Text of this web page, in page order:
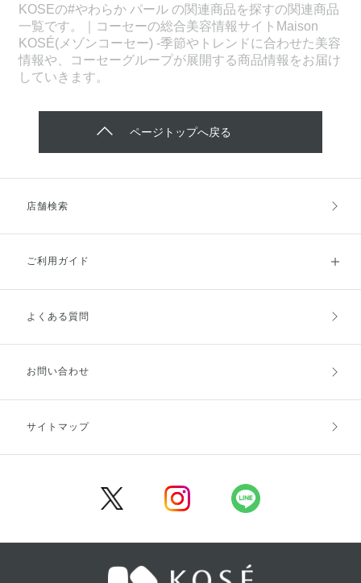
KOSEの#やわらか パール の関連商品を探すの関連商品
一覧です。｜コーセーの総合美容情報サイトMaison
KOSÉ(メゾンコーセー) -季節やトレンドに合わせた美容
情報や、コーセーグループが展開する商品情報をお届け
していきます。
ページトップへ戻る
店舗検索
ご利用ガイド
ご利用ガイドトップ
お支払方法
キャンセル・返品・交換
よくある質問
お問い合わせ
サイトマップ